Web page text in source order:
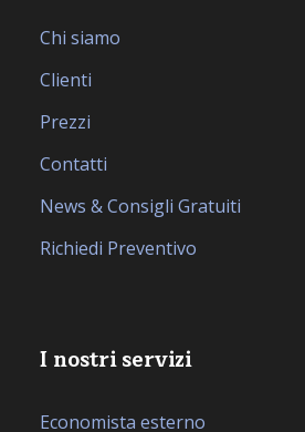
Chi siamo
Clienti
Prezzi
Contatti
News & Consigli Gratuiti
Richiedi Preventivo
I nostri servizi
Economista esterno